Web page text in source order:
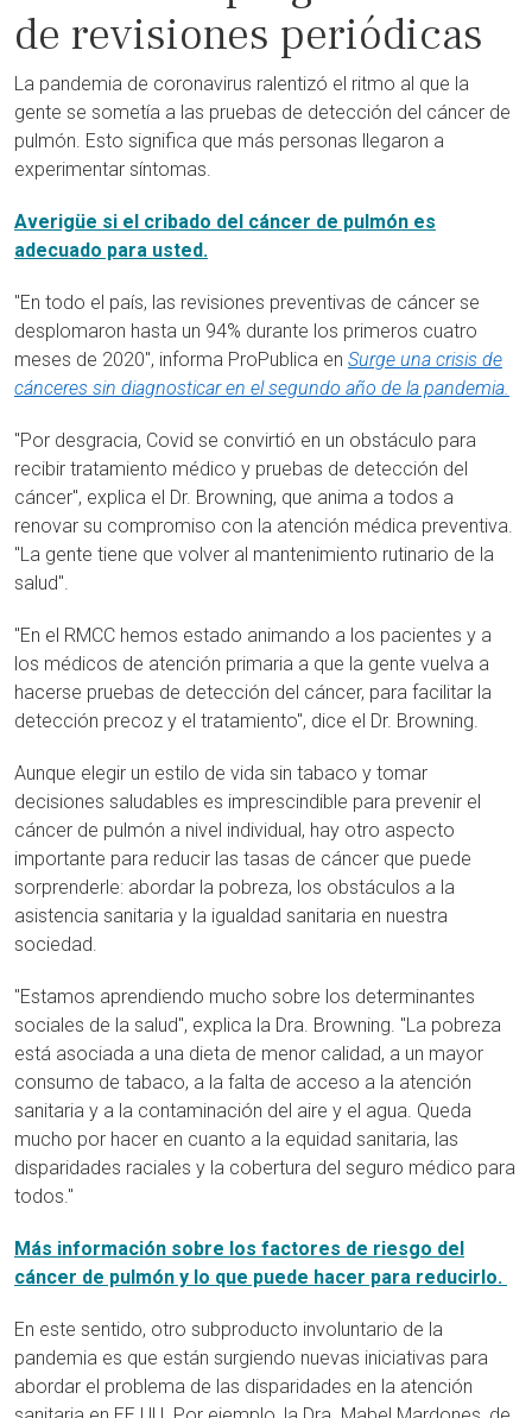
de revisiones periódicas
La pandemia de coronavirus ralentizó el ritmo al que la
gente se sometía a las pruebas de detección del cáncer de
pulmón. Esto significa que más personas llegaron a
experimentar síntomas.
Averigüe si el cribado del cáncer de pulmón es
adecuado para usted.
"En todo el país, las revisiones preventivas de cáncer se
desplomaron hasta un 94% durante los primeros cuatro
meses de 2020", informa ProPublica en Surge una crisis de
cánceres sin diagnosticar en el segundo año de la pandemia.
"Por desgracia, Covid se convirtió en un obstáculo para
recibir tratamiento médico y pruebas de detección del
cáncer", explica el Dr. Browning, que anima a todos a
renovar su compromiso con la atención médica preventiva.
"La gente tiene que volver al mantenimiento rutinario de la
salud".
"En el RMCC hemos estado animando a los pacientes y a
los médicos de atención primaria a que la gente vuelva a
hacerse pruebas de detección del cáncer, para facilitar la
detección precoz y el tratamiento", dice el Dr. Browning.
Aunque elegir un estilo de vida sin tabaco y tomar
decisiones saludables es imprescindible para prevenir el
cáncer de pulmón a nivel individual, hay otro aspecto
importante para reducir las tasas de cáncer que puede
sorprenderle: abordar la pobreza, los obstáculos a la
asistencia sanitaria y la igualdad sanitaria en nuestra
sociedad.
"Estamos aprendiendo mucho sobre los determinantes
sociales de la salud", explica la Dra. Browning. "La pobreza
está asociada a una dieta de menor calidad, a un mayor
consumo de tabaco, a la falta de acceso a la atención
sanitaria y a la contaminación del aire y el agua. Queda
mucho por hacer en cuanto a la equidad sanitaria, las
disparidades raciales y la cobertura del seguro médico para
todos."
Más información sobre los factores de riesgo del
cáncer de pulmón y lo que puede hacer para reducirlo.
En este sentido, otro subproducto involuntario de la
pandemia es que están surgiendo nuevas iniciativas para
abordar el problema de las disparidades en la atención